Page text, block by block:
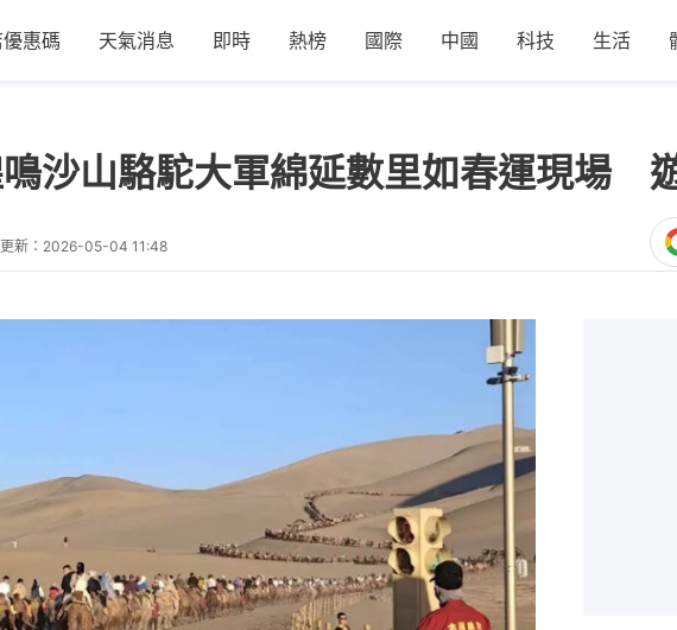
惠碼 天氣消息 即時 熱榜 國際 中國 科技 生活
沙山駱駝大軍綿延數里如春運現場
更新： 2026-05-04 11:48